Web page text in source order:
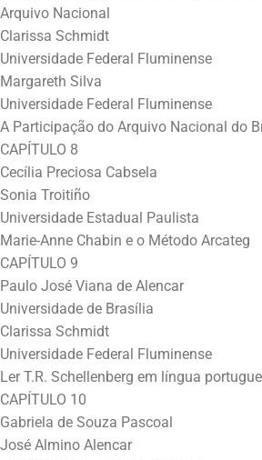
Arquivo Nacional
Clarissa Schmidt
Universidade Federal Fluminense
Margareth Silva
Universidade Federal Fluminense
A Participação do Arquivo Nacional do
CAPÍTULO 8
Cecília Preciosa Cabsela
Sonia Troitiño
Universidade Estadual Paulista
Marie-Anne Chabin e o Método Arcateg
CAPÍTULO 9
Paulo José Viana de Alencar
Universidade de Brasília
Clarissa Schmidt
Universidade Federal Fluminense
Ler T.R. Schellenberg em língua
CAPÍTULO 10
Gabriela de Souza Pascoal
José Almino Alencar